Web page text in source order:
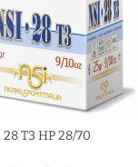
T3 HP 28/70